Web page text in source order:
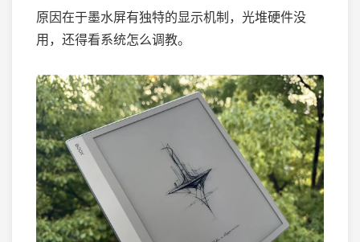
原因在于墨水屏有独特的显示机制，光堆硬件没
用，还得看系统怎么调教。